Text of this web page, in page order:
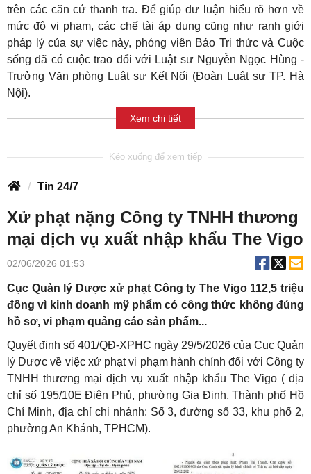
trên các căn cứ thanh tra. Để giúp dư luận hiểu rõ hơn về
mức độ vi phạm, các chế tài áp dụng cũng như ranh giới
pháp lý của sự việc này, phóng viên Báo Tri thức và Cuộc
sống đã có cuộc trao đổi với Luật sư Nguyễn Ngọc Hùng -
Trưởng Văn phòng Luật sư Kết Nối (Đoàn Luật sư TP. Hà
Nội).
Xem chi tiết
Tin 24/7
Xử phạt nặng Công ty TNHH thương
mại dịch vụ xuất nhập khẩu The Vigo
02/06/2026 01:53
Cục Quản lý Dược xử phạt Công ty The Vigo 112,5 triệu
đồng vì kinh doanh mỹ phẩm có công thức không đúng
hồ sơ, vi phạm quảng cáo sản phẩm...
Quyết định số 401/QĐ-XPHC ngày 29/5/2026 của Cục Quản
lý Dược về việc xử phạt vi phạm hành chính đối với Công ty
TNHH thương mại dịch vụ xuất nhập khẩu The Vigo ( địa
chỉ số 195/10E Điện Phủ, phường Gia Định, Thành phố Hồ
Chí Minh, địa chỉ chi nhánh: Số 3, đường số 33, khu phố 2,
phường An Khánh, TPHCM).